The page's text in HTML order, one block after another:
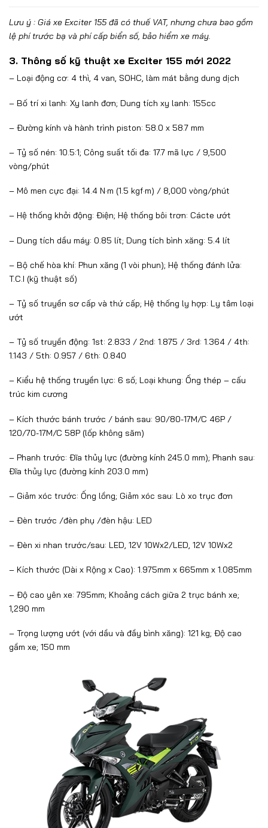
Lưu ý : Giá xe Exciter 155 đã có thuế VAT, nhưng chưa bao gồm
lệ phí trước bạ và phí cấp biển số, bảo hiểm xe máy.
3. Thông số kỹ thuật xe Exciter 155 mới 2022
– Loại động cơ: 4 thì, 4 van, SOHC, làm mát bằng dung dịch
– Bố trí xi lanh: Xy lanh đơn; Dung tích xy lanh: 155cc
– Đường kính và hành trình piston: 58.0 x 58.7 mm
– Tỷ số nén: 10.5:1; Công suất tối đa: 17.7 mã lực / 9,500
vòng/phút
– Mô men cực đại: 14.4 N·m (1.5 kgf·m) / 8,000 vòng/phút
– Hệ thống khởi động: Điện; Hệ thống bôi trơn: Cácte ướt
– Dung tích dầu máy: 0.85 lít; Dung tích bình xăng: 5.4 lít
– Bộ chế hòa khí: Phun xăng (1 vòi phun); Hệ thống đánh lửa:
T.C.I (kỹ thuật số)
– Tỷ số truyền sơ cấp và thứ cấp; Hệ thống ly hợp: Ly tâm loại
ướt
– Tỷ số truyền động: 1st: 2.833 / 2nd: 1.875 / 3rd: 1.364 / 4th:
1.143 / 5th: 0.957 / 6th: 0.840
– Kiểu hệ thống truyền lực: 6 số; Loại khung: Ống thép – cấu
trúc kim cương
– Kích thước bánh trước / bánh sau: 90/80-17M/C 46P /
120/70-17M/C 58P (lốp không săm)
– Phanh trước: Đĩa thủy lực (đường kính 245.0 mm); Phanh sau:
Đĩa thủy lực (đường kính 203.0 mm)
– Giảm xóc trước: Ống lồng; Giảm xóc sau: Lò xo trục đơn
– Đèn trước /đèn phụ /đèn hậu: LED
– Đèn xi nhan trước/sau: LED, 12V 10Wx2/LED, 12V 10Wx2
– Kích thước (Dài x Rộng x Cao): 1.975mm x 665mm x 1.085mm
– Độ cao yên xe: 795mm; Khoảng cách giữa 2 trục bánh xe;
1,290 mm
– Trọng lượng ướt (với dầu và đầy bình xăng): 121 kg; Độ cao
gầm xe; 150 mm